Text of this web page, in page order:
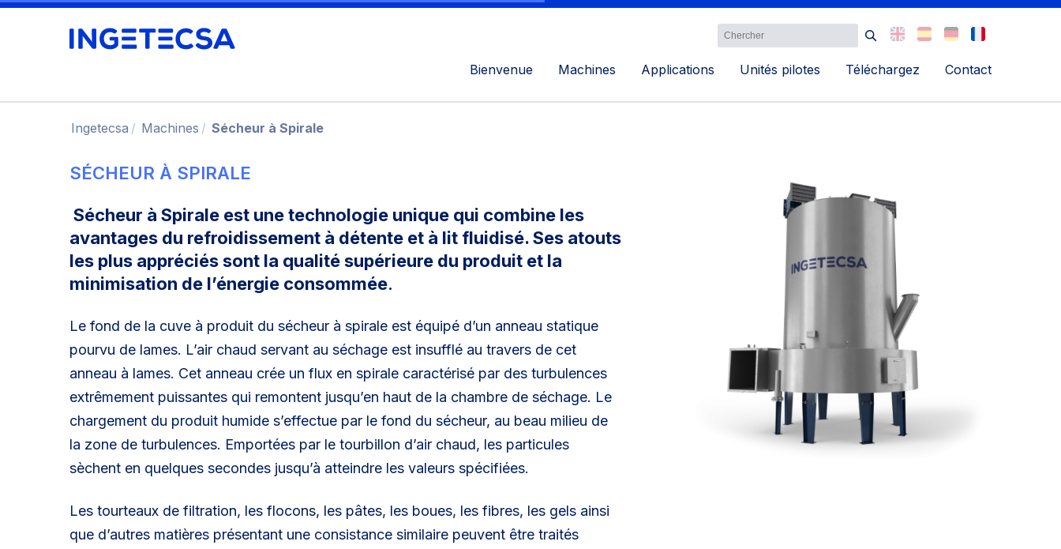
Bienvenue Machines Applications Unités pilotes Téléchargez Contact
Ingetecsa Machines Sécheur à Spirale
SÉCHEUR À SPIRALE
Sécheur à Spirale est une technologie unique qui combine les
avantages du refroidissement à détente et à lit fluidisé. Ses atouts
les plus appréciés sont la qualité supérieure du produit et la
minimisation de l’énergie consommée.
Le fond de la cuve à produit du sécheur à spirale est équipé d’un anneau statique
pourvu de lames. L’air chaud servant au séchage est insufflé au travers de cet
anneau à lames. Cet anneau crée un flux en spirale caractérisé par des turbulences
extrêmement puissantes qui remontent jusqu’en haut de la chambre de séchage. Le
chargement du produit humide s’effectue par le fond du sécheur, au beau milieu de
la zone de turbulences. Emportées par le tourbillon d’air chaud, les particules
sèchent en quelques secondes jusqu’à atteindre les valeurs spécifiées.
Les tourteaux de filtration, les flocons, les pâtes, les boues, les fibres, les gels ainsi
que d’autres matières présentant une consistance similaire peuvent être traités